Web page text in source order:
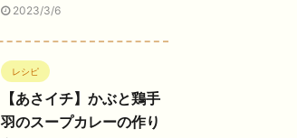
2023/3/6
レシピ
【あさイチ】かぶと鶏手
羽のスープカレーの作り